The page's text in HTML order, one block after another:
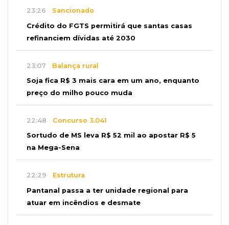
23:26 Sancionado
Crédito do FGTS permitirá que santas casas
refinanciem dívidas até 2030
23:07 Balança rural
Soja fica R$ 3 mais cara em um ano, enquanto
preço do milho pouco muda
22:48 Concurso 3.041
Sortudo de MS leva R$ 52 mil ao apostar R$ 5
na Mega-Sena
22:29 Estrutura
Pantanal passa a ter unidade regional para
atuar em incêndios e desmate